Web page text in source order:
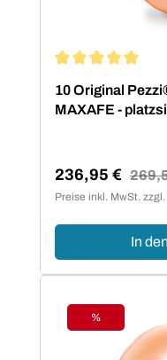
10 Original
MAXAFE -
Verkaufspreis:
236,95 €
Preise inkl. MwSt.
In
Rabatt
%